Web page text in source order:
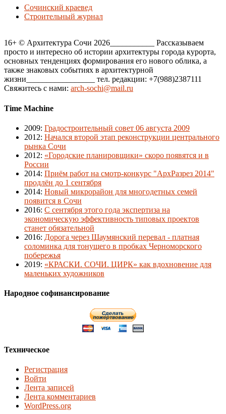
Сочинский краевед
Строительный журнал
16+ © Архитектура Сочи 2026___________ Рассказываем
просто и интересно об истории архитектуры города курорта,
основных тенденциях формирования его нового облика, а
также знаковых событиях в архитектурной
жизни_________________ тел. редакции: +7(988)2387111
Свяжитесь с нами: arch-sochi@mail.ru
Time Machine
2009: Градостроительный совет 06 августа 2009
2012: Начался второй этап реконструкции центрального
рынка Сочи
2012: «Городские планировщики» скоро появятся и в
России
2014: Приём работ на смотр-конкурс "АрхРазрез 2014"
продлён до 1 сентября
2014: Новый микрорайон для многодетных семей
появится в Сочи
2016: С сентября этого года экспертиза на
экономическую эффективность типовых проектов
станет обязательной
2016: Дорога через Шаумянский перевал - платная
соломинка для тонущего в пробках Черноморского
побережья
2019: «КРАСКИ. СОЧИ. ЦИРК» как вдохновение для
маленьких художников
Народное софинансирование
Техническое
Регистрация
Войти
Лента записей
Лента комментариев
WordPress.org